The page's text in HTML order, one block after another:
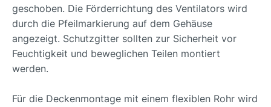
geschoben. Die Förderrichtung des Ventilators wird
durch die Pfeilmarkierung auf dem Gehäuse
angezeigt. Schutzgitter sollten zur Sicherheit vor
Feuchtigkeit und beweglichen Teilen montiert
werden.
Für die Deckenmontage mit einem flexiblen Rohr wird